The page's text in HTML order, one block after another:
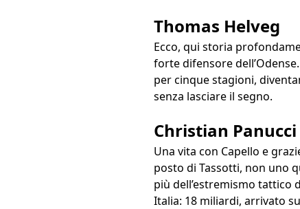
Thomas Helveg
Ecco, qui storia
forte difensore
per cinque stagioni,
senza lasciare il segno.
Christian Panucci
Una vita con Capello e
posto di Tassotti, non uno
più dell’estremismo tattico
Italia: 18 miliardi, arrivato